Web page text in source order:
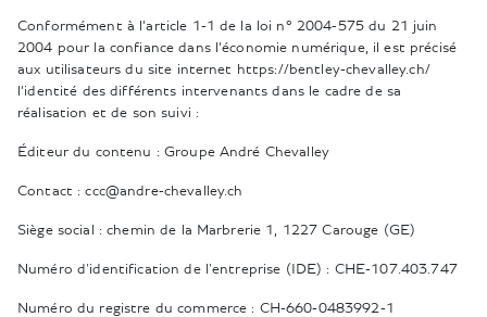
Conformément à l’article 1-1 de la loi n° 2004-575 du 21 juin
2004 pour la confiance dans l’économie numérique, il est précisé
aux utilisateurs du site internet https://bentley-chevalley.ch/
l’identité des différents intervenants dans le cadre de sa
réalisation et de son suivi :
Éditeur du contenu : Groupe André Chevalley
Contact : ccc@andre-chevalley.ch
Siège social : chemin de la Marbrerie 1, 1227 Carouge (GE)
Numéro d'identification de l'entreprise (IDE) : CHE-107.403.747
Numéro du registre du commerce : CH-660-0483992-1